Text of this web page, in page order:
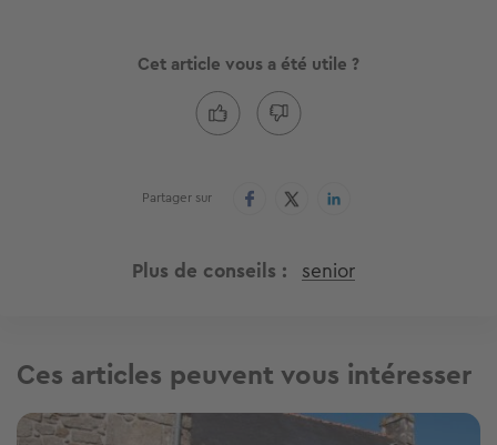
Cet article vous a été utile ?
Partager sur
Plus de conseils senior
Ces articles peuvent vous intéresser
Image